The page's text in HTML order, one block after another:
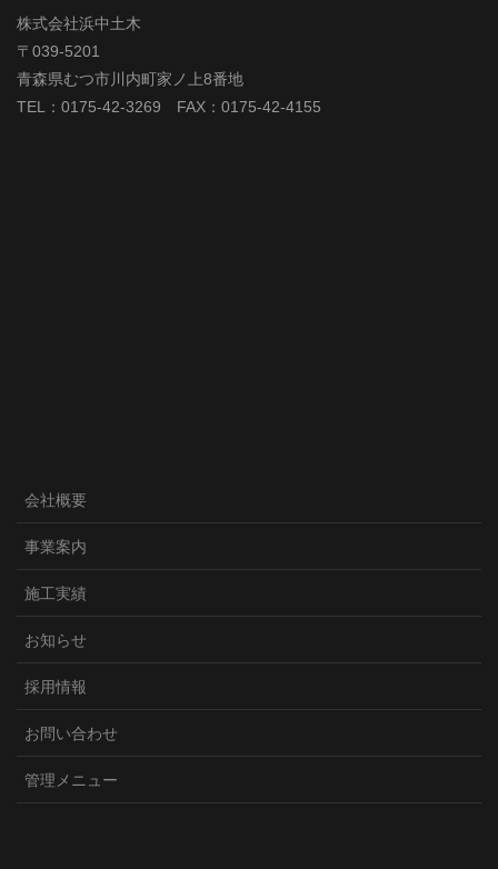
株式会社浜中土木
〒039-5201
青森県むつ市川内町家ノ上8番地
TEL：0175-42-3269 FAX：0175-42-4155
会社概要
事業案内
施工実績
お知らせ
採用情報
お問い合わせ
管理メニュー